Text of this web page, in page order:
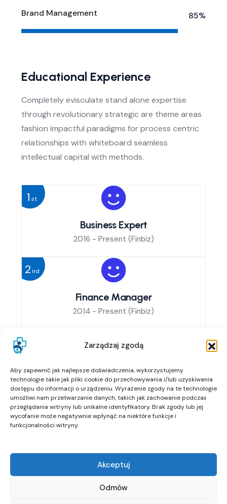
Zarządzaj zgodą
Aby zapewnić jak najlepsze doświadczenia, wykorzystujemy
technologie takie jak pliki cookie do przechowywania i/lub uzyskiwania
dostępu do informacji o urządzeniu. Wyrażenie zgody na te technologie
umożliwi nam przetwarzanie danych, takich jak zachowanie podczas
przeglądania witryny lub unikalne identyfikatory. Brak zgody lub jej
wycofanie może negatywnie wpłynąć na niektóre funkcje i
funkcjonalności witryny.
Akceptuj
Odmów
Brand Management 85%
Educational Experience
Completely evisculate stand alone expertise
through revolutionary strategic are theme areas
fashion impactful paradigms for process centric
relationships with whiteboard seamless
intellectual capital with methods.
Business Expert
2016 - Present (Finbiz)
1 st
Finance Manager
2014 - Present (Finbiz)
2nd
Junior Technician
2016 - Present(Finbiz)
3
2016 - Present(Finbiz)
4th